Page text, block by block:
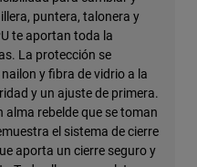
puntera, talonera y
te aportan toda la
La protección se
y fibra de vidrio a la
y un ajuste de primera.
rebelde que se toman
el sistema de cierre
aporta un cierre seguro y